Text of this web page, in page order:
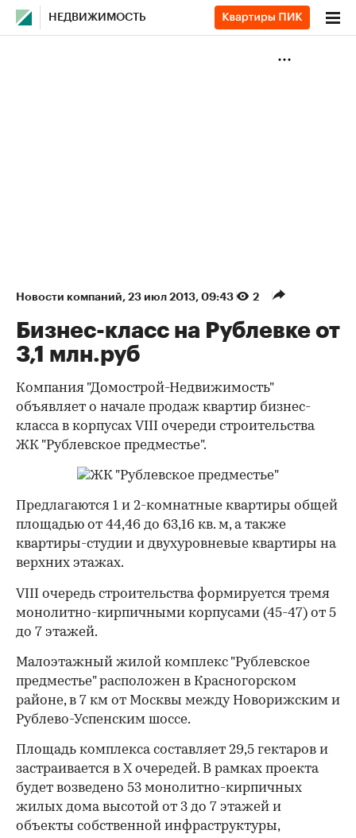
НЕДВИЖИМОСТЬ
Новости компаний⁠, 23 июл 2013, 09:43 2
Бизнес-класс на Рублевке от
3,1 млн.руб
Компания "Домострой-Недвижимость"
объявляет о начале продаж квартир бизнес-
класса в корпусах VIII очереди строительства
ЖК "Рублевское предместье".
Предлагаются 1 и 2-комнатные квартиры общей
площадью от 44,46 до 63,16 кв. м, а также
квартиры-студии и двухуровневые квартиры на
верхних этажах.
00:00 / 00:00
VIII очередь строительства формируется тремя
монолитно-кирпичными корпусами (45-47) от 5
до 7 этажей.
Малоэтажный жилой комплекс "Рублевское
предместье" расположен в Красногорском
районе, в 7 км от Москвы между Новорижским и
Рублево-Успенским шоссе.
Площадь комплекса составляет 29,5 гектаров и
застраивается в X очередей. В рамках проекта
будет возведено 53 монолитно-кирпичных
жилых дома высотой от 3 до 7 этажей и
объекты собственной инфраструктуры,